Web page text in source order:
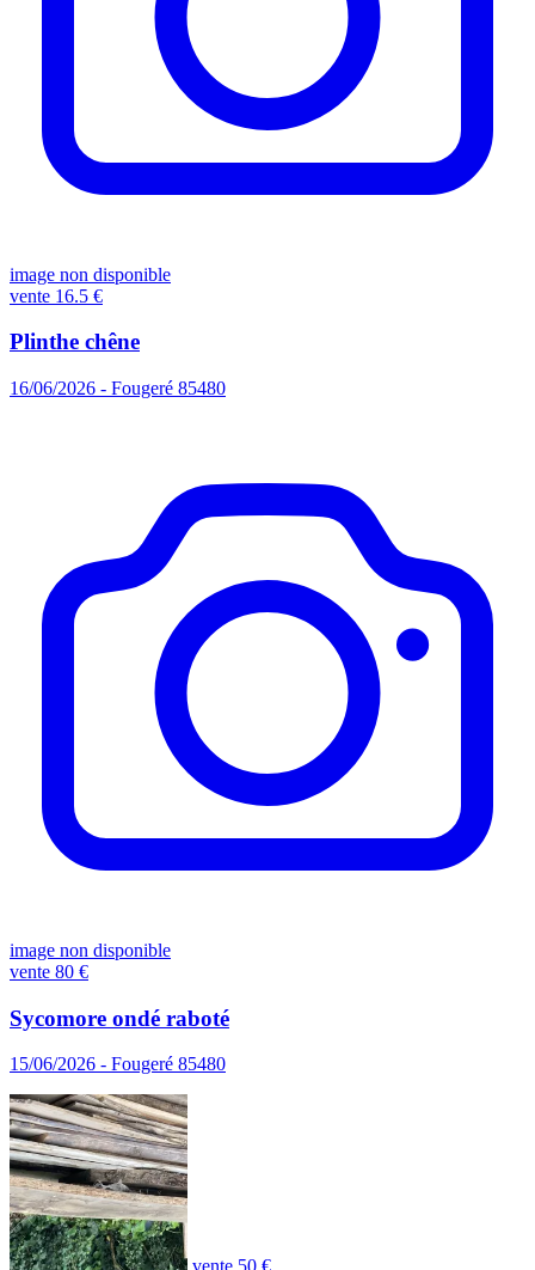
image non disponible
vente 16.5 €
Plinthe chêne
16/06/2026 - Fougeré 85480
image non disponible
vente 80 €
Sycomore ondé raboté
15/06/2026 - Fougeré 85480